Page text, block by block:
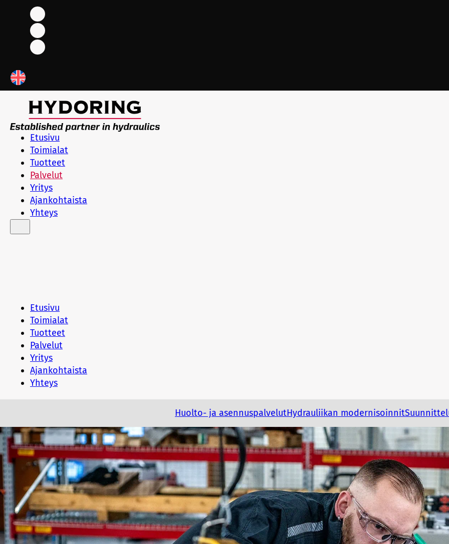
Etusivu
Toimialat
Tuotteet
Palvelut
Yritys
Ajankohtaista
Yhteys
Etusivu
Toimialat
Tuotteet
Palvelut
Yritys
Ajankohtaista
Yhteys
Huolto- ja asennuspalvelutHydrauliikan modernisoinnit